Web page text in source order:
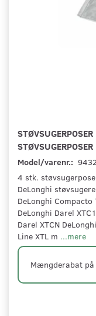
STØVSUGERPOSER
Model/varenr.:
4 stk.
DeLonghi
DeLonghi Compacto
DeLonghi Darel
Darel XTCN
Line XTL m ...mere
Mængderabat